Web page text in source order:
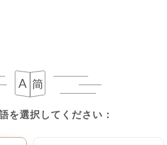
を選択してください：
を選択してください：